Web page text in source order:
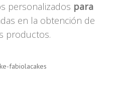
personalizados para
en la obtención de
productos.